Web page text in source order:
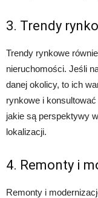
3. Trendy
Trendy rynkowe
nieruchomości. Jeśli
danej okolicy, to ich
rynkowe i
jakie są perspektywy
lokalizacji.
4. Remonty i
Remonty i